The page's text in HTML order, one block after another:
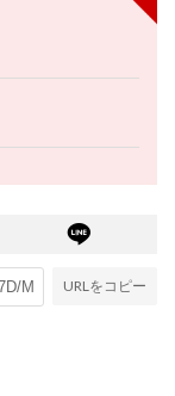
URLをコピー